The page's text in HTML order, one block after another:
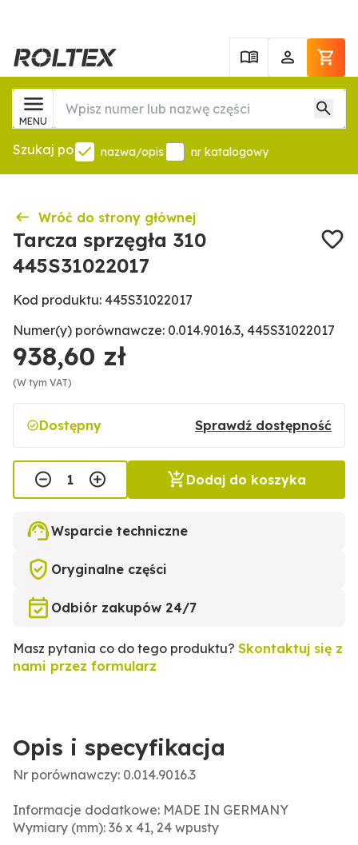
MENU
Szukaj po nazwa/opis nr katalogowy
Wróć do strony głównej
Tarcza sprzęgła 310
445S31022017
Kod produktu: 445S31022017
Numer(y) porównawcze: 0.014.9016.3, 445S31022017
938,60 zł
(W tym VAT)
Dostępny Sprawdź dostępność
Dodaj do koszyka
Wsparcie techniczne
Oryginalne części
Odbiór zakupów 24/7
Masz pytania co do tego produktu? Skontaktuj się z
nami przez formularz
Opis i specyfikacja
Nr porównawczy: 0.014.9016.3
Informacje dodatkowe: MADE IN GERMANY
Wymiary (mm): 36 x 41, 24 wpusty